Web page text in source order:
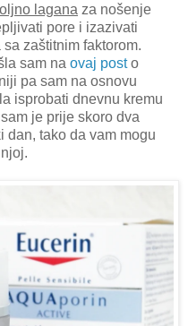
lagana za nošenje
pore i izazivati
zaštitnim faktorom.
sam na ovaj posto
pa sam na osnovu
isprobati dnevnu kremu
je prije skoro dva
dan, tako da vam mogu